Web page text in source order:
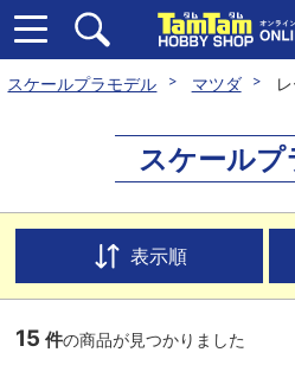
スケールプラモデル マツダ
スケール
表示順
15 件の商品が見つかりました